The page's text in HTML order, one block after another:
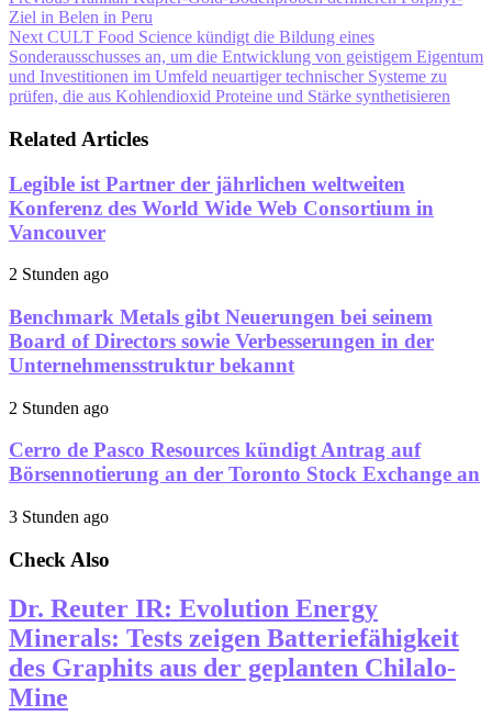
Ziel in Belen in Peru
Next CULT Food Science kündigt die Bildung eines
Sonderausschusses an, um die Entwicklung von geistigem Eigentum
und Investitionen im Umfeld neuartiger technischer Systeme zu
prüfen, die aus Kohlendioxid Proteine und Stärke synthetisieren
Related Articles
Legible ist Partner der jährlichen weltweiten
Konferenz des World Wide Web Consortium in
Vancouver
2 Stunden ago
Benchmark Metals gibt Neuerungen bei seinem
Board of Directors sowie Verbesserungen in der
Unternehmensstruktur bekannt
2 Stunden ago
Cerro de Pasco Resources kündigt Antrag auf
Börsennotierung an der Toronto Stock Exchange an
3 Stunden ago
Check Also
Dr. Reuter IR: Evolution Energy
Minerals: Tests zeigen Batteriefähigkeit
des Graphits aus der geplanten Chilalo-
Mine